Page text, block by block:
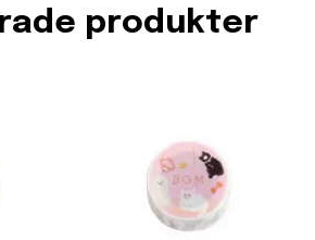
produkter